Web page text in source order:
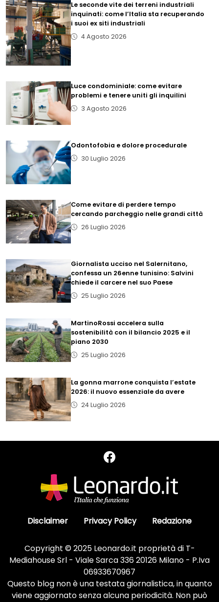
Le seconde vite dei terreni industriali
inquinati: come l’Italia sta recuperando
i suoi ex siti industriali
4 Agosto 2026
Luce condominiale: come evitare
problemi e tenere uniti gli inquilini
3 Agosto 2026
Odontofobia e dolore procedurale
30 Luglio 2026
Come evitare di perdere tempo
cercando parcheggio nelle grandi città
26 Luglio 2026
Giornalista ucciso nel Salernitano,
confessa un 26enne tunisino: Salvini
chiede il carcere nel suo Paese
25 Luglio 2026
MartinoRossi accelera sulla
sostenibilità con il bilancio 2025 e il
piano 2030
25 Luglio 2026
La gonna marrone conquista l’estate
2026: il nuovo essenziale da avere
24 Luglio 2026
Disclaimer Privacy Policy Redazione
Copyright © 2025 Leonardo.it proprietà di T-
Mediahouse Srl - Viale Sarca 336 20126 Milano - P.Iva
06933670967
Questo blog non è una testata giornalistica, in quanto
viene aggiornato senza alcuna periodicità. Non può